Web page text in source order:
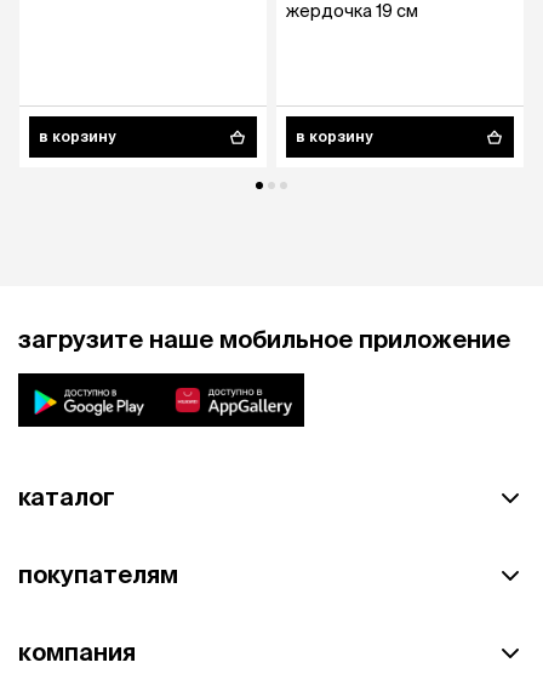
в корзину
жердочка 19 см
в корзину
загрузите наше мобильное приложение
каталог
покупателям
компания